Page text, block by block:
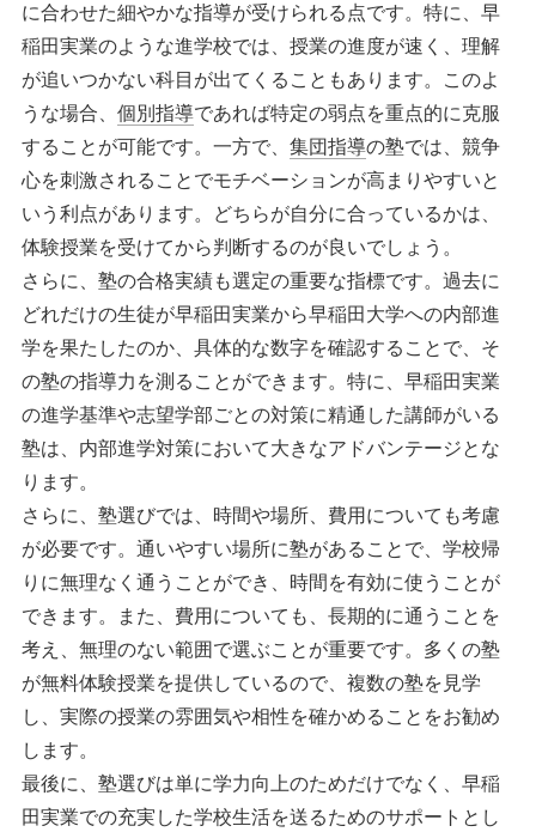
に合わせた細やかな指導が受けられる点です。特に、早
稲田実業のような進学校では、授業の進度が速く、理解
が追いつかない科目が出てくることもあります。このよ
うな場合、 個別指導であれば特定の弱点を重点的に克服
することが可能です。一方で、 集団指導の塾では、競争
心を刺激されることでモチベーションが高まりやすいと
いう利点があります。どちらが自分に合っているかは、
体験授業を受けてから判断するのが良いでしょう。
さらに、塾の合格実績も選定の重要な指標です。過去に
どれだけの生徒が早稲田実業から早稲田大学への内部進
学を果たしたのか、具体的な数字を確認することで、そ
の塾の指導力を測ることができます。特に、早稲田実業
の進学基準や志望学部ごとの対策に精通した講師がいる
塾は、内部進学対策において大きなアドバンテージとな
ります。
さらに、塾選びでは、時間や場所、費用についても考慮
が必要です。通いやすい場所に塾があることで、学校帰
りに無理なく通うことができ、時間を有効に使うことが
できます。また、費用についても、長期的に通うことを
考え、無理のない範囲で選ぶことが重要です。多くの塾
が無料体験授業を提供しているので、複数の塾を見学
し、実際の授業の雰囲気や相性を確かめることをお勧め
します。
最後に、塾選びは単に学力向上のためだけでなく、早稲
田実業での充実した学校生活を送るためのサポートとし